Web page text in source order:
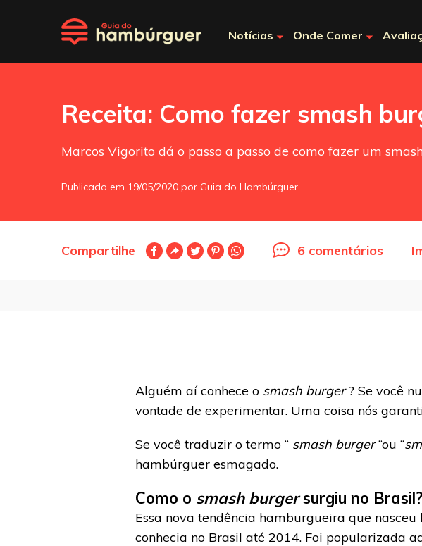
Notícias Onde Comer
Receita: Como fazer smash
Marcos Vigorito dá o passo a passo de como fazer um
Publicado em 19/05/2020 por Guia do Hambúrguer
Compartilhe 6 comentários
Alguém aí conhece o smash burger? Se você
vontade de experimentar. Uma coisa nós
Se você traduzir o termo “ smash burger“ou “
hambúrguer esmagado.
Como o smash burgersurgiu no Brasil?
Essa nova tendência hamburgueira que
conhecia no Brasil até 2014. Foi popularizada